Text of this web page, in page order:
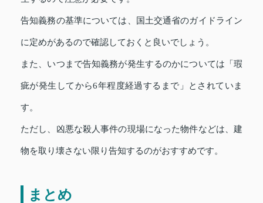
告知義務の基準については、国土交通省のガイドライン
に定めがあるので確認しておくと良いでしょう。
また、いつまで告知義務が発生するのかについては「瑕
疵が発生してから6年程度経過するまで」とされていま
す。
ただし、凶悪な殺人事件の現場になった物件などは、建
物を取り壊さない限り告知するのがおすすめです。
まとめ